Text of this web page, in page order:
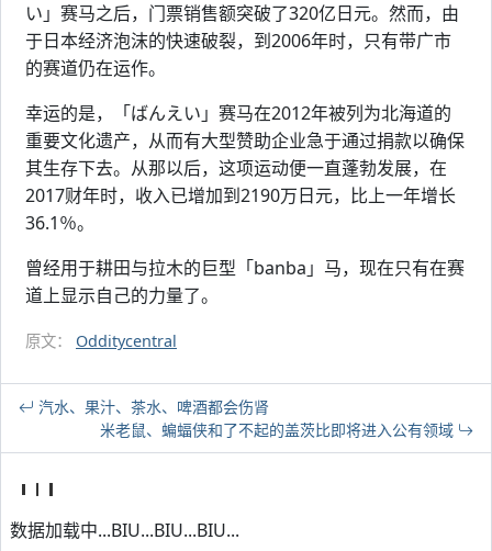
い」赛马之后，门票销售额突破了320亿日元。然而，由
于日本经济泡沫的快速破裂，到2006年时，只有带广市
的赛道仍在运作。
幸运的是，「ばんえい」赛马在2012年被列为北海道的
重要文化遗产，从而有大型赞助企业急于通过捐款以确保
其生存下去。从那以后，这项运动便一直蓬勃发展，在
2017财年时，收入已增加到2190万日元，比上一年增长
36.1％。
曾经用于耕田与拉木的巨型「banba」马，现在只有在赛
道上显示自己的力量了。
原文： Odditycentral
汽水、果汁、茶水、啤酒都会伤肾
米老鼠、蝙蝠侠和了不起的盖茨比即将进入公有领域
数据加载中...BIU...BIU...BIU...